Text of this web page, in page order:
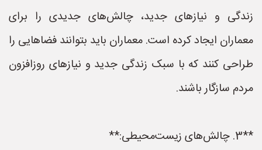
زندگی و نیازهای جدید، چالش‌های جدیدی را برای
معماران ایجاد کرده است. معماران باید بتوانند فضاهایی را
طراحی کنند که با سبک زندگی جدید و نیازهای روزافزون
مردم سازگار باشند.
**3. چالش‌های زیست‌محیطی:**